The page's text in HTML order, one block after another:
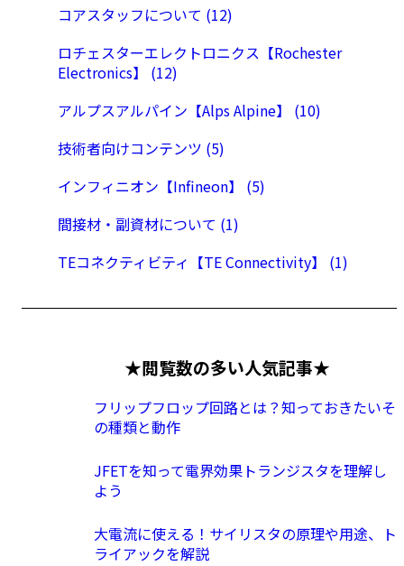
コアスタッフについて (12)
ロチェスターエレクトロニクス【Rochester
Electronics】 (12)
アルプスアルパイン【Alps Alpine】 (10)
技術者向けコンテンツ (5)
インフィニオン【Infineon】 (5)
間接材・副資材について (1)
TEコネクティビティ【TE Connectivity】 (1)
★閲覧数の多い人気記事★
フリップフロップ回路とは？知っておきたいそ
の種類と動作
JFETを知って電界効果トランジスタを理解し
よう
大電流に使える！サイリスタの原理や用途、ト
ライアックを解説